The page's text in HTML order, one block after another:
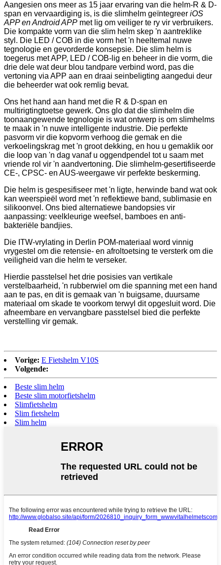
Aangesien ons meer as 15 jaar ervaring van die helm-R & D-
span en vervaardiging is, is die slimhelm geïntegreer iOS
APP en Android APP met lig om veiliger te ry vir verbruikers.
Die kompakte vorm van die slim helm skep 'n aantreklike
styl. Die LED / COB in die vorm het 'n heeltemal nuwe
tegnologie en gevorderde konsepsie. Die slim helm is
toegerus met APP, LED / COB-lig en beheer in die vorm, die
drie dele wat deur blou tandpare verbind word, pas die
vertoning via APP aan en draai seinbeligting aangedui deur
die beheerder wat ook remlig bevat.
Ons het hand aan hand met die R & D-span en
multirigtingtoetse gewerk. Ons glo dat die slimhelm die
toonaangewende tegnologie is wat ontwerp is om slimhelms
te maak in 'n nuwe intelligente industrie. Die perfekte
pasvorm vir die kopvorm verhoog die gemak en die
verkoelingskrag met 'n groot dekking, en hou u gemaklik oor
die loop van 'n dag vanaf u oggendpendel tot u saam met
vriende rol vir 'n aandvertoning. Die slimhelm-gesertifiseerde
CE-, CPSC- en AUS-weergawe vir perfekte beskerming.
Die helm is gespesifiseer met 'n ligte, herwinde band wat ook
kan weerspieël word met 'n reflektiewe band, sublimasie en
silikoonvel. Ons bied alternatiewe bandopsies vir
aanpassing: veelkleurige weefsel, bamboes en anti-
bakteriële bandjies.
Die ITW-vrylating in Derlin POM-materiaal word vinnig
vrygestel om die retensie- en afroltoetsing te versterk om die
veiligheid van die helm te verseker.
Hierdie passtelsel het drie posisies van vertikale
verstelbaarheid, 'n rubberwiel om die spanning met een hand
aan te pas, en dit is gemaak van 'n buigsame, duursame
materiaal om skade te voorkom terwyl dit opgesluit word. Die
afneembare en vervangbare passtelsel bied die perfekte
verstelling vir gemak.
Vorige: E Fietshelm V10S
Volgende:
Beste slim helm
Beste slim motorfietshelm
Slimfietshelm
Slim fietshelm
Slim helm